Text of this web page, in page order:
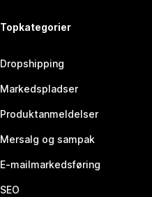
Topkategorier
Dropshipping
Markedspladser
Produktanmeldelser
Mersalg og sampak
E-mailmarkedsføring
SEO